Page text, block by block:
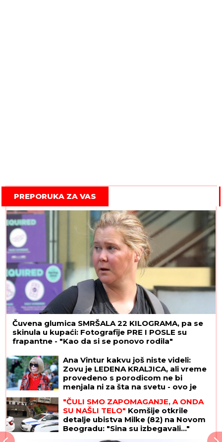
PREPORUKA ZA VAS
Čuvena glumica SMRŠALA 22 KILOGRAMA, pa se
skinula u kupaći: Fotografije PRE I POSLE su
frapantne - "Kao da si se ponovo rodila"
Ana Vintur kakvu još niste videli:
Zovu je LEDENA KRALJICA, ali vreme
provedeno s porodicom ne bi
menjala ni za šta na svetu - ovo je
njen UNUK OLIVER
"ČULI SMO ZAPOMAGANJE, A ONDA
SU NAŠLI TELO" Komšije otkrile
detalje ubistva Milke (82) na Novom
Beogradu: "Sina su izbegavali..."